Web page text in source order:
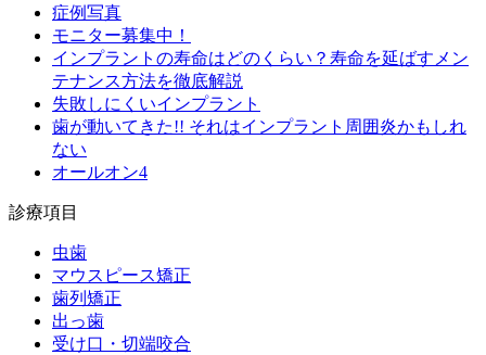
症例写真
モニター募集中！
インプラントの寿命はどのくらい？寿命を延ばすメン
テナンス方法を徹底解説
失敗しにくいインプラント
歯が動いてきた!! それはインプラント周囲炎かもしれ
ない
オールオン4
診療項目
虫歯
マウスピース矯正
歯列矯正
出っ歯
受け口・切端咬合